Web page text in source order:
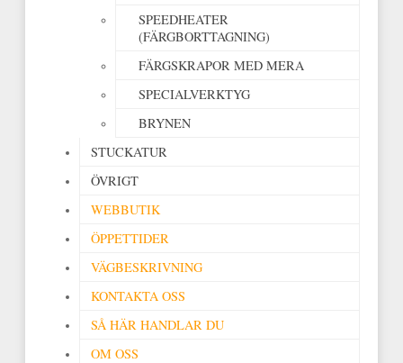
SPEEDHEATER
(FÄRGBORTTAGNING)
FÄRGSKRAPOR MED MERA
SPECIALVERKTYG
BRYNEN
STUCKATUR
ÖVRIGT
WEBBUTIK
ÖPPETTIDER
VÄGBESKRIVNING
KONTAKTA OSS
SÅ HÄR HANDLAR DU
OM OSS